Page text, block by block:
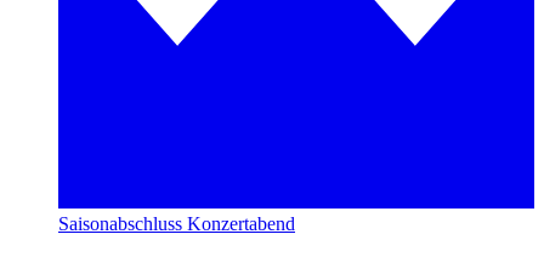
Saisonabschluss Konzertabend